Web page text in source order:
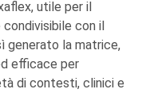
utile per il
con il
generato la matrice,
efficace per
di contesti, clinici e